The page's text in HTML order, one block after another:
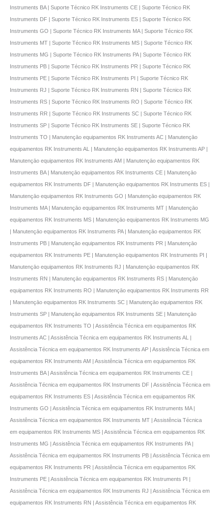
Instruments BA | Suporte Técnico RK Instruments CE | Suporte Técnico RK
Instruments DF | Suporte Técnico RK Instruments ES | Suporte Técnico RK
Instruments GO | Suporte Técnico RK Instruments MA | Suporte Técnico RK
Instruments MT | Suporte Técnico RK Instruments MS | Suporte Técnico RK
Instruments MG | Suporte Técnico RK Instruments PA | Suporte Técnico RK
Instruments PB | Suporte Técnico RK Instruments PR | Suporte Técnico RK
Instruments PE | Suporte Técnico RK Instruments PI | Suporte Técnico RK
Instruments RJ | Suporte Técnico RK Instruments RN | Suporte Técnico RK
Instruments RS | Suporte Técnico RK Instruments RO | Suporte Técnico RK
Instruments RR | Suporte Técnico RK Instruments SC | Suporte Técnico RK
Instruments SP | Suporte Técnico RK Instruments SE | Suporte Técnico RK
Instruments TO | Manutençāo equipamentos RK Instruments AC | Manutençāo
equipamentos RK Instruments AL | Manutençāo equipamentos RK Instruments AP |
Manutençāo equipamentos RK Instruments AM | Manutençāo equipamentos RK
Instruments BA | Manutençāo equipamentos RK Instruments CE | Manutençāo
equipamentos RK Instruments DF | Manutençāo equipamentos RK Instruments ES |
Manutençāo equipamentos RK Instruments GO | Manutençāo equipamentos RK
Instruments MA | Manutençāo equipamentos RK Instruments MT | Manutençāo
equipamentos RK Instruments MS | Manutençāo equipamentos RK Instruments MG
| Manutençāo equipamentos RK Instruments PA | Manutençāo equipamentos RK
Instruments PB | Manutençāo equipamentos RK Instruments PR | Manutençāo
equipamentos RK Instruments PE | Manutençāo equipamentos RK Instruments PI |
Manutençāo equipamentos RK Instruments RJ | Manutençāo equipamentos RK
Instruments RN | Manutençāo equipamentos RK Instruments RS | Manutençāo
equipamentos RK Instruments RO | Manutençāo equipamentos RK Instruments RR
| Manutençāo equipamentos RK Instruments SC | Manutençāo equipamentos RK
Instruments SP | Manutençāo equipamentos RK Instruments SE | Manutençāo
equipamentos RK Instruments TO | Assistência Técnica em equipamentos RK
Instruments AC | Assistência Técnica em equipamentos RK Instruments AL |
Assistência Técnica em equipamentos RK Instruments AP | Assistência Técnica em
equipamentos RK Instruments AM | Assistência Técnica em equipamentos RK
Instruments BA | Assistência Técnica em equipamentos RK Instruments CE |
Assistência Técnica em equipamentos RK Instruments DF | Assistência Técnica em
equipamentos RK Instruments ES | Assistência Técnica em equipamentos RK
Instruments GO | Assistência Técnica em equipamentos RK Instruments MA |
Assistência Técnica em equipamentos RK Instruments MT | Assistência Técnica
em equipamentos RK Instruments MS | Assistência Técnica em equipamentos RK
Instruments MG | Assistência Técnica em equipamentos RK Instruments PA |
Assistência Técnica em equipamentos RK Instruments PB | Assistência Técnica em
equipamentos RK Instruments PR | Assistência Técnica em equipamentos RK
Instruments PE | Assistência Técnica em equipamentos RK Instruments PI |
Assistência Técnica em equipamentos RK Instruments RJ | Assistência Técnica em
equipamentos RK Instruments RN | Assistência Técnica em equipamentos RK